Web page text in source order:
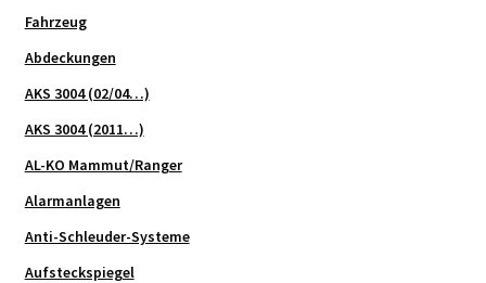
Fahrzeug
Abdeckungen
AKS 3004 (02/04…)
AKS 3004 (2011…)
AL-KO Mammut/Ranger
Alarmanlagen
Anti-Schleuder-Systeme
Aufsteckspiegel